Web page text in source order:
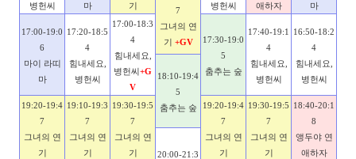
병헌씨
마
기
병헌씨
애하자
마
7
그녀의 연
기 +GV
17:00-19:0
6
마이 라띠
마
17:20-18:5
4
힘내세요,
병헌씨
17:00-18:3
4
힘내세요,
병헌씨+G
V
17:30-19:0
5
춤추는 숲
17:40-19:1
4
힘내세요,
병헌씨
16:50-18:2
4
힘내세요,
병헌씨
18:10-19:4
5
춤추는 숲
19:20-19:4
7
그녀의 연
기
19:10-19:3
7
그녀의 연
기
19:30-19:5
7
그녀의 연
기
19:20-19:4
7
그녀의 연
기
19:30-19:5
7
그녀의 연
기
18:40-20:1
8
앵두야 연
애하자
20:00-21:3